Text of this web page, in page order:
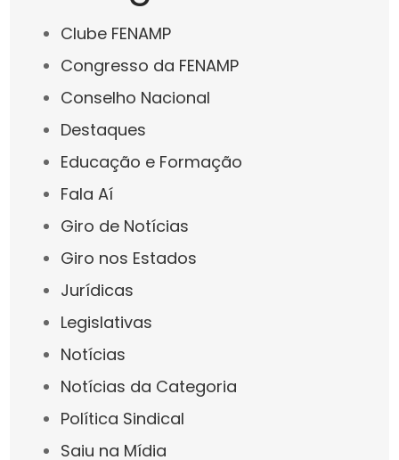
Clube FENAMP
Congresso da FENAMP
Conselho Nacional
Destaques
Educação e Formação
Fala Aí
Giro de Notícias
Giro nos Estados
Jurídicas
Legislativas
Notícias
Notícias da Categoria
Política Sindical
Saiu na Mídia